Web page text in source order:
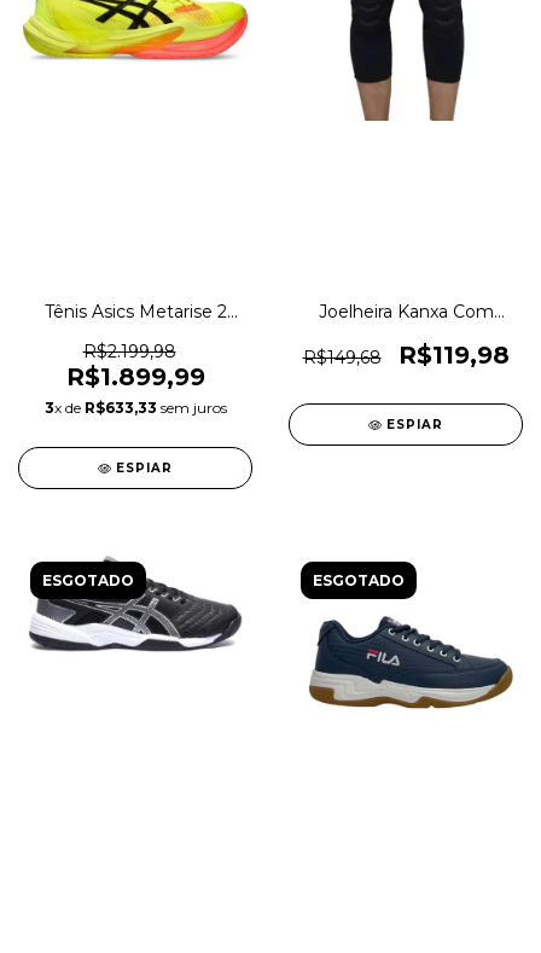
Tênis Asics Metarise 2
1magnus
R$2.199,98
R$1.899,99
3x de R$633,33 sem juros
ESPIAR
Joelheira Kanxa Com
Original 1magnus
R$149,68 R$119,98
ESPIAR
ESGOTADO ESGOTADO